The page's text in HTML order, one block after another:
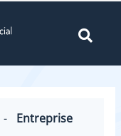
- Entreprise